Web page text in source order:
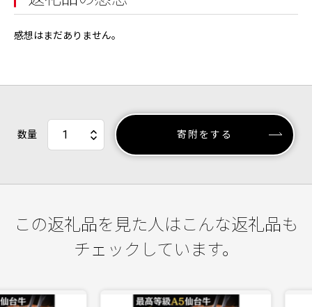
感想はまだありません。
数量 寄附をする
この返礼品を見た人はこんな返礼品も
チェックしています。